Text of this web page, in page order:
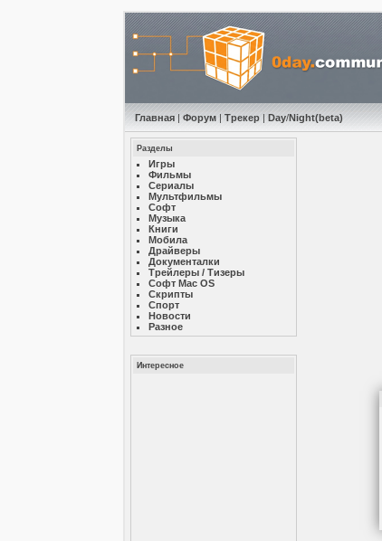
Главная |Форум |Трекер |Day/Night(beta)
Разделы
Игры
Фильмы
Сериалы
Мультфильмы
Софт
Музыкa
Книги
Мобила
Драйверы
Документалки
Трейлеры / Тизеры
Софт Mac OS
Скрипты
Спорт
Новости
Разное
Интересное